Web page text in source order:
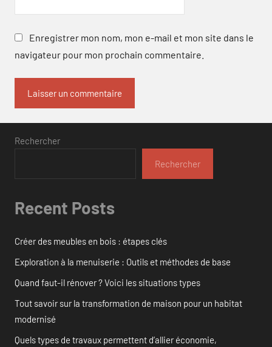
Enregistrer mon nom, mon e-mail et mon site dans le
navigateur pour mon prochain commentaire.
Rechercher
Rechercher
Recent Posts
Créer des meubles en bois : étapes clés
Exploration à la menuiserie : Outils et méthodes de base
Quand faut-il rénover ? Voici les situations types
Tout savoir sur la transformation de maison pour un habitat
modernisé
Quels types de travaux permettent d’allier économie,